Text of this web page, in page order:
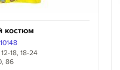
костюм
18, 18-24
86